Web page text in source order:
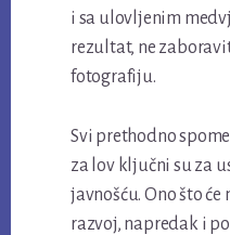
i sa ulovljenim
rezultat, ne
fotografiju.
Svi prethodno
za lov ključni su za
javnošću. Ono što
razvoj, napredak i